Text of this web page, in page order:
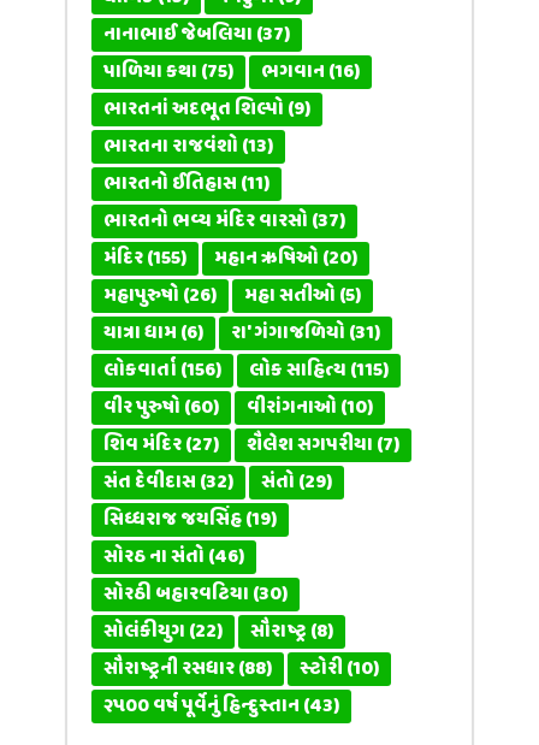
નાનાભાઈ જેબલિયા(37)
પાળિયા કથા(75) ભગવાન(16)
ભારતનાં અદભૂત શિલ્પો(9)
ભારતના રાજવંશો(13)
ભારતનો ઈતિહાસ(11)
ભારતનો ભવ્ય મંદિર વારસો(37)
મંદિર(155) મહાન ઋષિઓ(20)
મહાપુરુષો(26) મહા સતીઓ(5)
યાત્રા ધામ(6) રા' ગંગાજળિયો(31)
લોકવાર્તા(156) લોક સાહિત્ય(115)
વીર પુરુષો(60) વીરાંગનાઓ(10)
શિવ મંદિર(27) શૈલેશ સગપરીયા(7)
સંત દેવીદાસ(32) સંતો(29)
સિધ્ધરાજ જયસિંહ(19)
સોરઠ ના સંતો(46)
સોરઠી બહારવટિયા(30)
સોલંકીયુગ(22) સૌરાષ્ટ્ર(8)
સૌરાષ્ટ્રની રસધાર(88) સ્ટોરી(10)
૨૫૦૦ વર્ષ પૂર્વેનું હિન્દુસ્તાન(43)